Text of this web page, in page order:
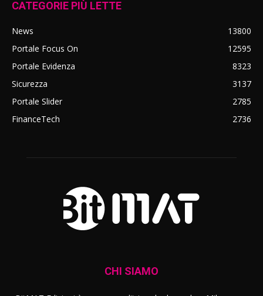
CATEGORIE PIÙ LETTE
News
13800
Portale Focus On
12595
Portale Evidenza
8323
Sicurezza
3137
Portale Slider
2785
FinanceTech
2736
CHI SIAMO